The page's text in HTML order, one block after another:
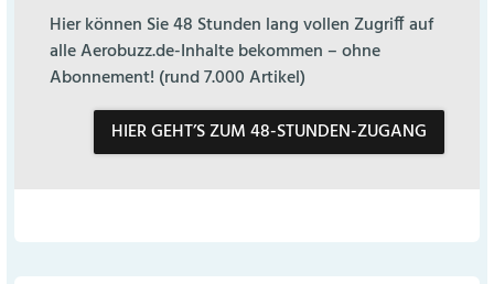
Hier können Sie 48 Stunden lang vollen Zugriff auf
alle Aerobuzz.de-Inhalte bekommen – ohne
Abonnement! (rund 7.000 Artikel)
HIER GEHT’S ZUM 48-STUNDEN-ZUGANG